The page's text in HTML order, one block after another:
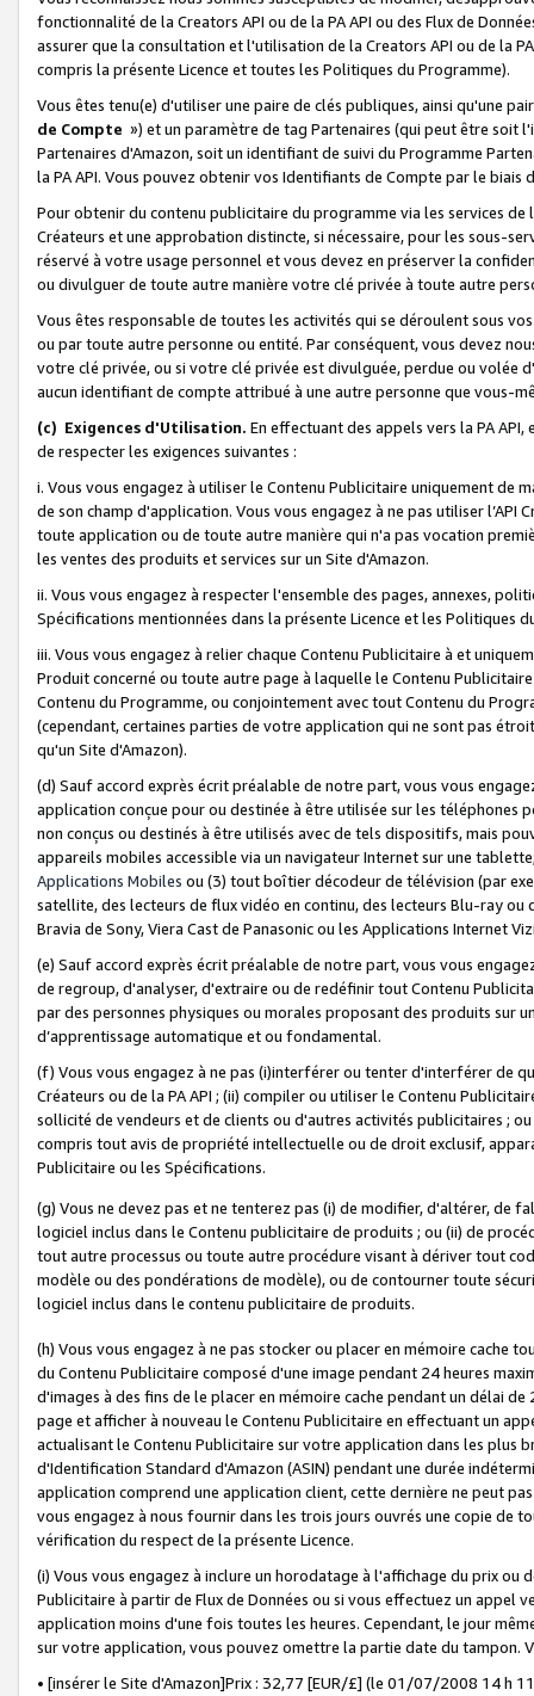
fonctionnalité de la Creators API ou de la PA API ou des Flux de
assurer que la consultation et l'utilisation de la Creators API ou de la
compris la présente Licence et toutes les Politiques du Programme).
Vous êtes tenu(e) d'utiliser une paire de clés publiques, ainsi qu'une
de Compte ») et un paramètre de tag Partenaires (qui peut être soit
Partenaires d'Amazon, soit un identifiant de suivi du Programme
la PA API. Vous pouvez obtenir vos Identifiants de Compte par le biais
Pour obtenir du contenu publicitaire du programme via les services
Créateurs et une approbation distincte, si nécessaire, pour les sous-
réservé à votre usage personnel et vous devez en préserver la
ou divulguer de toute autre manière votre clé privée à toute autre
Vous êtes responsable de toutes les activités qui se déroulent sous
ou par toute autre personne ou entité. Par conséquent, vous devez
votre clé privée, ou si votre clé privée est divulguée, perdue ou volée
aucun identifiant de compte attribué à une autre personne que vous-
(c) Exigences d'Utilisation. En effectuant des appels vers la PA
de respecter les exigences suivantes :
i. Vous vous engagez à utiliser le Contenu Publicitaire uniquement de
de son champ d'application. Vous vous engagez à ne pas utiliser l’API
toute application ou de toute autre manière qui n'a pas vocation
les ventes des produits et services sur un Site d'Amazon.
ii. Vous vous engagez à respecter l'ensemble des pages, annexes,
Spécifications mentionnées dans la présente Licence et les Politiques
iii. Vous vous engagez à relier chaque Contenu Publicitaire à et
Produit concerné ou toute autre page à laquelle le Contenu
Contenu du Programme, ou conjointement avec tout Contenu du
(cependant, certaines parties de votre application qui ne sont pas
qu'un Site d'Amazon).
(d) Sauf accord exprès écrit préalable de notre part, vous vous
application conçue pour ou destinée à être utilisée sur les téléphones
non conçus ou destinés à être utilisés avec de tels dispositifs, mais
appareils mobiles accessible via un navigateur Internet sur une
Applications Mobiles ou (3) tout boîtier décodeur de télévision (par
satellite, des lecteurs de flux vidéo en continu, des lecteurs Blu-ray
Bravia de Sony, Viera Cast de Panasonic ou les Applications Internet
(e) Sauf accord exprès écrit préalable de notre part, vous vous
de regroup, d'analyser, d'extraire ou de redéfinir tout Contenu
par des personnes physiques ou morales proposant des produits sur
d’apprentissage automatique et ou fondamental.
(f) Vous vous engagez à ne pas (i)interférer ou tenter d'interférer de
Créateurs ou de la PA API ; (ii) compiler ou utiliser le Contenu
sollicité de vendeurs et de clients ou d'autres activités publicitaires ;
compris tout avis de propriété intellectuelle ou de droit exclusif,
Publicitaire ou les Spécifications.
(g) Vous ne devez pas et ne tenterez pas (i) de modifier, d'altérer, de
logiciel inclus dans le Contenu publicitaire de produits ; ou (ii) de
tout autre processus ou toute autre procédure visant à dériver tout
modèle ou des pondérations de modèle), ou de contourner toute
logiciel inclus dans le contenu publicitaire de produits.
(h) Vous vous engagez à ne pas stocker ou placer en mémoire cache
du Contenu Publicitaire composé d'une image pendant 24 heures
d'images à des fins de le placer en mémoire cache pendant un délai
page et afficher à nouveau le Contenu Publicitaire en effectuant un
actualisant le Contenu Publicitaire sur votre application dans les plus
d'Identification Standard d'Amazon (ASIN) pendant une durée
application comprend une application client, cette dernière ne peut
vous engagez à nous fournir dans les trois jours ouvrés une copie de
vérification du respect de la présente Licence.
(i) Vous vous engagez à inclure un horodatage à l'affichage du prix
Publicitaire à partir de Flux de Données ou si vous effectuez un appel
application moins d'une fois toutes les heures. Cependant, le jour
sur votre application, vous pouvez omettre la partie date du tampon.
• [insérer le Site d'Amazon]Prix : 32,77 [EUR/£] (le 01/07/2008 14 h